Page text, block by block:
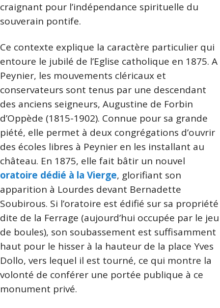
craignant pour l’indépendance spirituelle du
souverain pontife.
Ce contexte explique la caractère particulier qui
entoure le jubilé de l’Eglise catholique en 1875. A
Peynier, les mouvements cléricaux et
conservateurs sont tenus par une descendant
des anciens seigneurs, Augustine de Forbin
d’Oppède (1815-1902). Connue pour sa grande
piété, elle permet à deux congrégations d’ouvrir
des écoles libres à Peynier en les installant au
château. En 1875, elle fait bâtir un nouvel
oratoire dédié à la Vierge, glorifiant son
apparition à Lourdes devant Bernadette
Soubirous. Si l’oratoire est édifié sur sa propriété
dite de la Ferrage (aujourd’hui occupée par le jeu
de boules), son soubassement est suffisamment
haut pour le hisser à la hauteur de la place Yves
Dollo, vers lequel il est tourné, ce qui montre la
volonté de conférer une portée publique à ce
monument privé.